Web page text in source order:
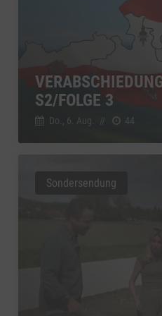
S2/FOLGE 3
Do., 6. Aug. // 44
Sondersendung